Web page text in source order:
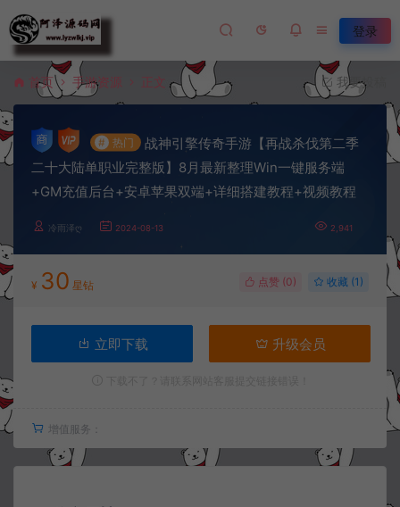
登录
首页 手游资源 正文 我要投稿
# 热门
战神引擎传奇手游【再战杀伐第二季
二十大陆单职业完整版】8月最新整理Win一键服务端
+GM充值后台+安卓苹果双端+详细搭建教程+视频教程
冷雨泽ღ 2024-08-13 2,941
¥ 30 星钻 点赞 (0) 收藏 (1)
立即下载 升级会员
增值服务：